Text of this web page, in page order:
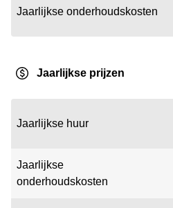
Jaarlijkse onderhoudskosten
Jaarlijkse prijzen
Jaarlijkse huur
Jaarlijkse
onderhoudskosten